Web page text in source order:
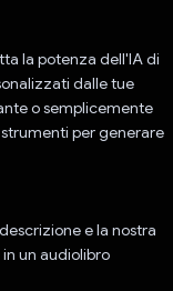
la potenza dell'IA di
dalle tue
o semplicemente
per generare
e la nostra
un audiolibro